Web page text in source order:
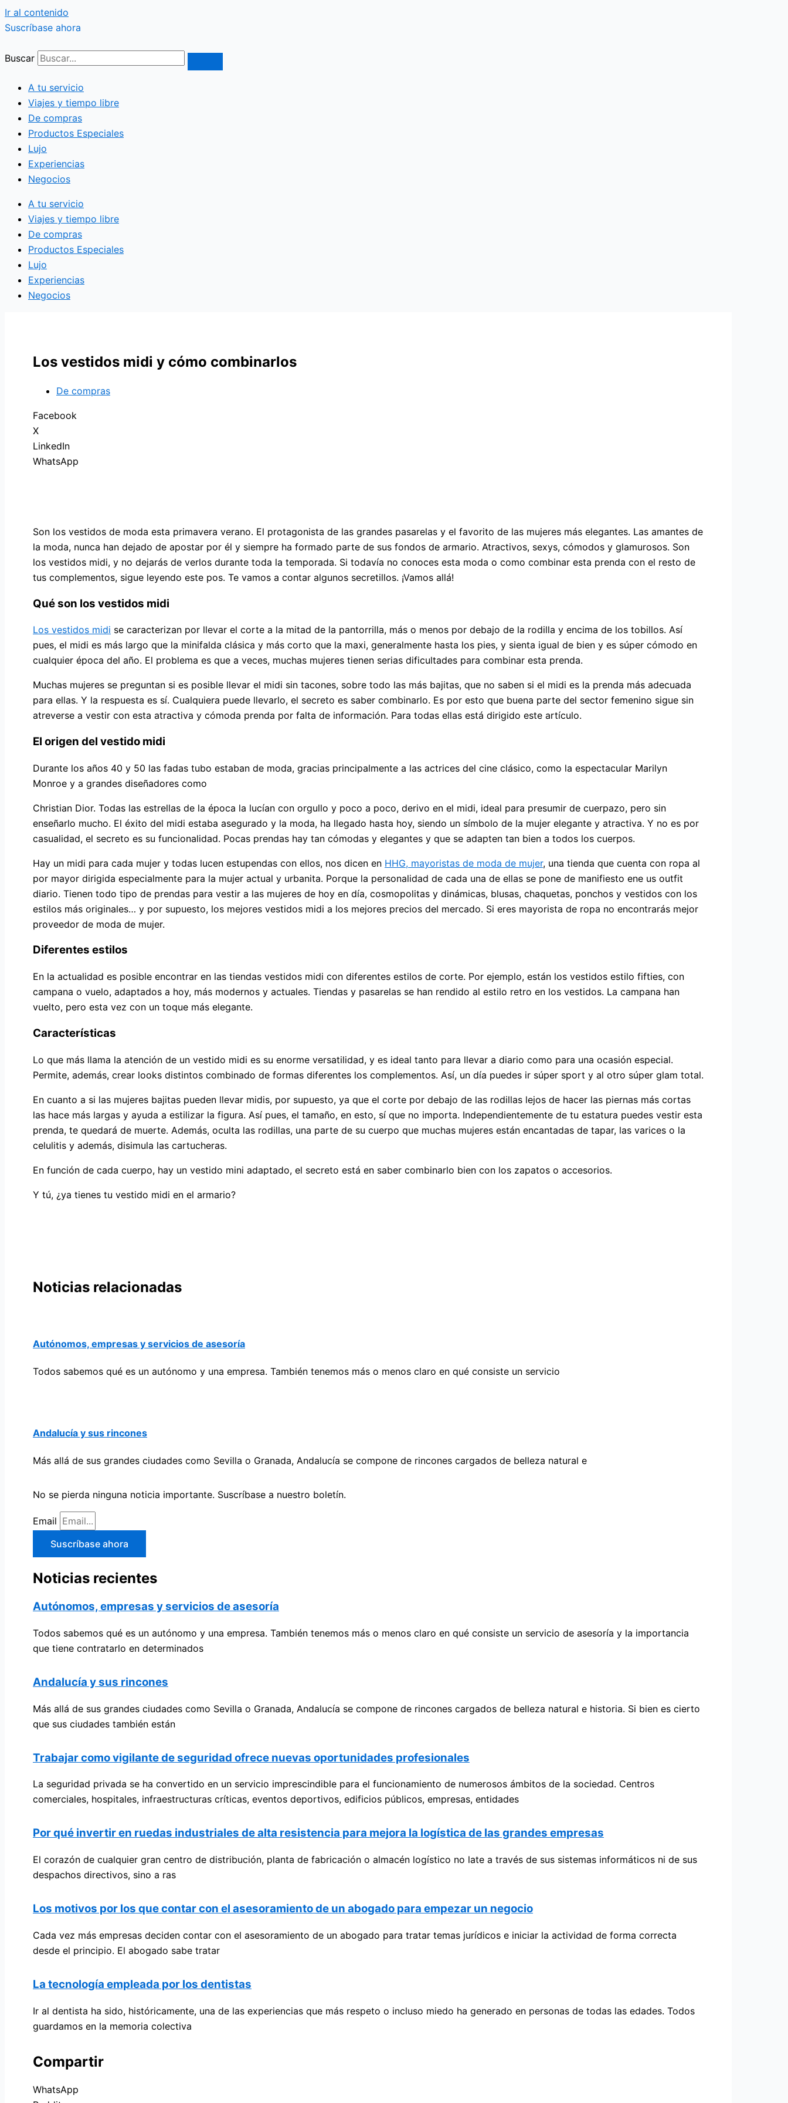
Ir al contenido
Suscríbase ahora
Buscar
A tu servicio
Viajes y tiempo libre
De compras
Productos Especiales
Lujo
Experiencias
Negocios
A tu servicio
Viajes y tiempo libre
De compras
Productos Especiales
Lujo
Experiencias
Negocios
Los vestidos midi y cómo combinarlos
De compras
Facebook
X
LinkedIn
WhatsApp
Son los vestidos de moda esta primavera verano. El protagonista de las grandes pasarelas y el favorito de las mujeres más elegantes. Las amantes de
la moda, nunca han dejado de apostar por él y siempre ha formado parte de sus fondos de armario. Atractivos, sexys, cómodos y glamurosos. Son
los vestidos midi, y no dejarás de verlos durante toda la temporada. Si todavía no conoces esta moda o como combinar esta prenda con el resto de
tus complementos, sigue leyendo este pos. Te vamos a contar algunos secretillos. ¡Vamos allá!
Qué son los vestidos midi
Los vestidos midi se caracterizan por llevar el corte a la mitad de la pantorrilla, más o menos por debajo de la rodilla y encima de los tobillos. Así
pues, el midi es más largo que la minifalda clásica y más corto que la maxi, generalmente hasta los pies, y sienta igual de bien y es súper cómodo en
cualquier época del año. El problema es que a veces, muchas mujeres tienen serias dificultades para combinar esta prenda.
Muchas mujeres se preguntan si es posible llevar el midi sin tacones, sobre todo las más bajitas, que no saben si el midi es la prenda más adecuada
para ellas. Y la respuesta es sí. Cualquiera puede llevarlo, el secreto es saber combinarlo. Es por esto que buena parte del sector femenino sigue sin
atreverse a vestir con esta atractiva y cómoda prenda por falta de información. Para todas ellas está dirigido este artículo.
El origen del vestido midi
Durante los años 40 y 50 las fadas tubo estaban de moda, gracias principalmente a las actrices del cine clásico, como la espectacular Marilyn
Monroe y a grandes diseñadores como
Christian Dior. Todas las estrellas de la época la lucían con orgullo y poco a poco, derivo en el midi, ideal para presumir de cuerpazo, pero sin
enseñarlo mucho. El éxito del midi estaba asegurado y la moda, ha llegado hasta hoy, siendo un símbolo de la mujer elegante y atractiva. Y no es por
casualidad, el secreto es su funcionalidad. Pocas prendas hay tan cómodas y elegantes y que se adapten tan bien a todos los cuerpos.
Hay un midi para cada mujer y todas lucen estupendas con ellos, nos dicen en HHG, mayoristas de moda de mujer, una tienda que cuenta con ropa al
por mayor dirigida especialmente para la mujer actual y urbanita. Porque la personalidad de cada una de ellas se pone de manifiesto ene us outfit
diario. Tienen todo tipo de prendas para vestir a las mujeres de hoy en día, cosmopolitas y dinámicas, blusas, chaquetas, ponchos y vestidos con los
estilos más originales… y por supuesto, los mejores vestidos midi a los mejores precios del mercado. Si eres mayorista de ropa no encontrarás mejor
proveedor de moda de mujer.
Diferentes estilos
En la actualidad es posible encontrar en las tiendas vestidos midi con diferentes estilos de corte. Por ejemplo, están los vestidos estilo fifties, con
campana o vuelo, adaptados a hoy, más modernos y actuales. Tiendas y pasarelas se han rendido al estilo retro en los vestidos. La campana han
vuelto, pero esta vez con un toque más elegante.
Características
Lo que más llama la atención de un vestido midi es su enorme versatilidad, y es ideal tanto para llevar a diario como para una ocasión especial.
Permite, además, crear looks distintos combinado de formas diferentes los complementos. Así, un día puedes ir súper sport y al otro súper glam total.
En cuanto a si las mujeres bajitas pueden llevar midis, por supuesto, ya que el corte por debajo de las rodillas lejos de hacer las piernas más cortas
las hace más largas y ayuda a estilizar la figura. Así pues, el tamaño, en esto, sí que no importa. Independientemente de tu estatura puedes vestir esta
prenda, te quedará de muerte. Además, oculta las rodillas, una parte de su cuerpo que muchas mujeres están encantadas de tapar, las varices o la
celulitis y además, disimula las cartucheras.
En función de cada cuerpo, hay un vestido mini adaptado, el secreto está en saber combinarlo bien con los zapatos o accesorios.
Y tú, ¿ya tienes tu vestido midi en el armario?
Noticias relacionadas
Autónomos, empresas y servicios de asesoría
Todos sabemos qué es un autónomo y una empresa. También tenemos más o menos claro en qué consiste un servicio
Andalucía y sus rincones
Más allá de sus grandes ciudades como Sevilla o Granada, Andalucía se compone de rincones cargados de belleza natural e
No se pierda ninguna noticia importante. Suscríbase a nuestro boletín.
Email
Suscríbase ahora
Noticias recientes
Autónomos, empresas y servicios de asesoría
Todos sabemos qué es un autónomo y una empresa. También tenemos más o menos claro en qué consiste un servicio de asesoría y la importancia
que tiene contratarlo en determinados
Andalucía y sus rincones
Más allá de sus grandes ciudades como Sevilla o Granada, Andalucía se compone de rincones cargados de belleza natural e historia. Si bien es cierto
que sus ciudades también están
Trabajar como vigilante de seguridad ofrece nuevas oportunidades profesionales
La seguridad privada se ha convertido en un servicio imprescindible para el funcionamiento de numerosos ámbitos de la sociedad. Centros
comerciales, hospitales, infraestructuras críticas, eventos deportivos, edificios públicos, empresas, entidades
Por qué invertir en ruedas industriales de alta resistencia para mejora la logística de las grandes empresas
El corazón de cualquier gran centro de distribución, planta de fabricación o almacén logístico no late a través de sus sistemas informáticos ni de sus
despachos directivos, sino a ras
Los motivos por los que contar con el asesoramiento de un abogado para empezar un negocio
Cada vez más empresas deciden contar con el asesoramiento de un abogado para tratar temas jurídicos e iniciar la actividad de forma correcta
desde el principio. El abogado sabe tratar
La tecnología empleada por los dentistas
Ir al dentista ha sido, históricamente, una de las experiencias que más respeto o incluso miedo ha generado en personas de todas las edades. Todos
guardamos en la memoria colectiva
Compartir
WhatsApp